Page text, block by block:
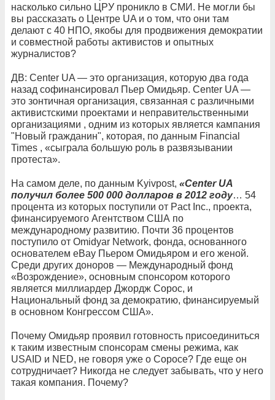
насколько сильно ЦРУ проникло в СМИ. Не могли бы
вы рассказать о Центре UA и о том, что они там
делают с 40 НПО, якобы для продвижения демократии
и совместной работы активистов и опытных
журналистов?
ДВ: Center UA — это организация, которую два года
назад софинансировал Пьер Омидьяр. Center UA —
это зонтичная организация, связанная с различными
активистскими проектами и неправительственными
организациями , одним из которых является кампания
"Новый гражданин", которая, по данным Financial
Times , «сыграла большую роль в развязывании
протеста».
На самом деле, по данным Kyivpost, «Center UA
получил более 500 000 долларов в 2012 году… 54
процента из которых поступили от Pact Inc., проекта,
финансируемого Агентством США по
международному развитию. Почти 36 процентов
поступило от Omidyar Network, фонда, основанного
основателем eBay Пьером Омидьяром и его женой.
Среди других доноров — Международный фонд
«Возрождение», основным спонсором которого
является миллиардер Джордж Сорос, и
Национальный фонд за демократию, финансируемый
в основном Конгрессом США».
Почему Омидьяр проявил готовность присоединиться
к таким известным спонсорам смены режима, как
USAID и NED, не говоря уже о Соросе? Где еще он
сотрудничает? Никогда не следует забывать, что у него
такая компания. Почему?